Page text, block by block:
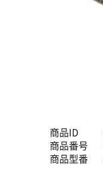
商品ID
商品番号
商品型番